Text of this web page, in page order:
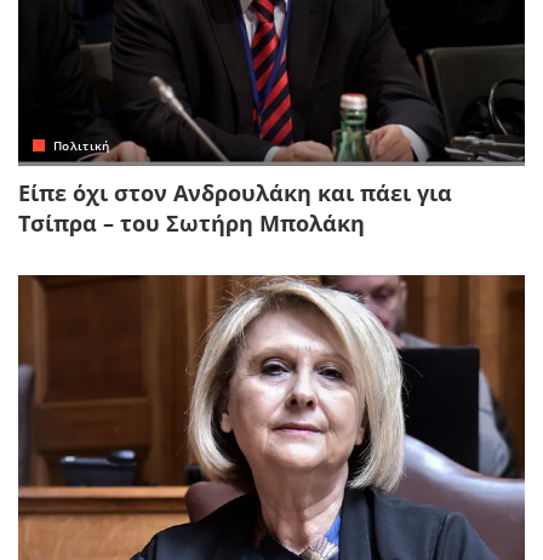
Πολιτική
Είπε όχι στον Ανδρουλάκη και πάει για
Τσίπρα – του Σωτήρη Μπολάκη